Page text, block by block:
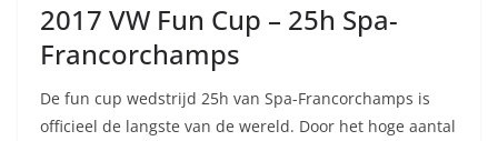
2017 VW Fun Cup – 25h Spa-
Francorchamps
De fun cup wedstrijd 25h van Spa-Francorchamps is
officieel de langste van de wereld. Door het hoge aantal